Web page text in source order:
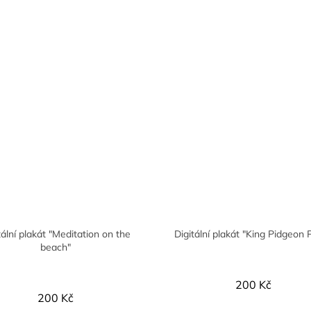
plakát "Meditation on the
beach"
200 Kč
Digitální plakát "King Pidgeon
200 Kč